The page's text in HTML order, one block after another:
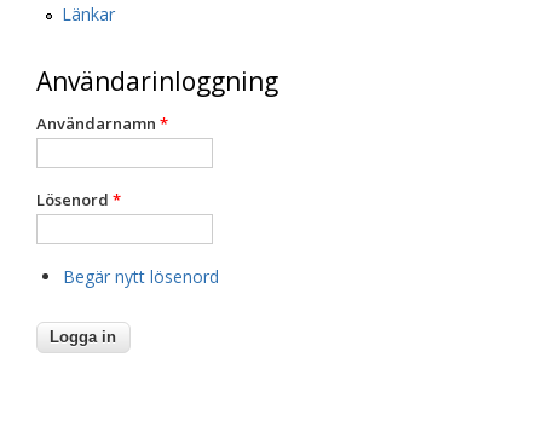
Länkar
Användarinloggning
Användarnamn *
Lösenord *
Begär nytt lösenord